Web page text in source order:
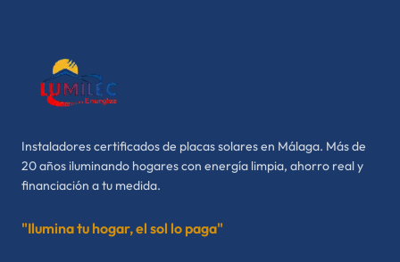
Instaladores certificados de placas solares en Málaga. Más de
20 años iluminando hogares con energía limpia, ahorro real y
financiación a tu medida.
"Ilumina tu hogar, el sol lo paga"